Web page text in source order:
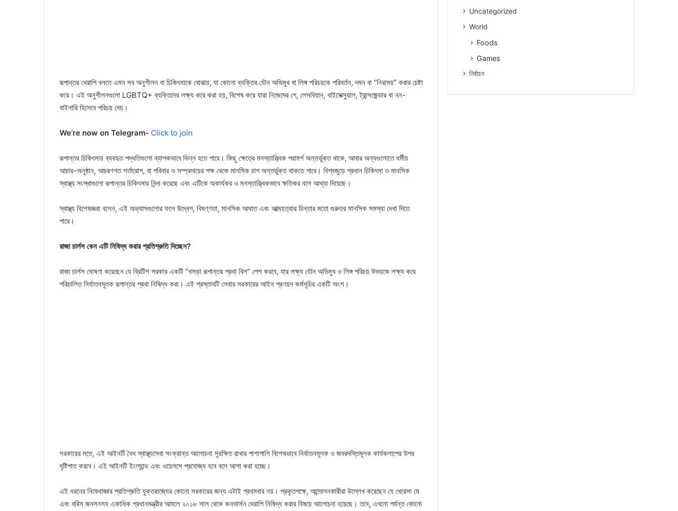
রূপান্তর থেরাপি বলতে এমন সব অনুশীলন বা চিকিৎসাকে বোঝায়, যা কোনো ব্যক্তির যৌন অভিমুখ বা লিঙ্গ পরিচয়কে পরিবর্তন, দমন বা “নিরাময়” করার চেষ্টা
করে। এই অনুশীলনগুলো LGBTQ+ ব্যক্তিদের লক্ষ্য করে করা হয়, বিশেষ করে যারা নিজেদের গে, লেসবিয়ান, বাইসেক্সুয়াল, ট্রান্সজেন্ডার বা নন-
বাইনারি হিসেবে পরিচয় দেয়।
We’re now on Telegram- Click to join
রূপান্তর চিকিৎসায় ব্যবহৃত পদ্ধতিগুলো ব্যাপকভাবে ভিন্ন হতে পারে। কিছু ক্ষেত্রে মনস্তাত্ত্বিক পরামর্শ অন্তর্ভুক্ত থাকে, আবার অন্যগুলোতে ধর্মীয়
আচার-অনুষ্ঠান, আচরণগত শর্তারোপ, বা পরিবার ও সম্প্রদায়ের পক্ষ থেকে মানসিক চাপ অন্তর্ভুক্ত থাকতে পারে। বিশ্বজুড়ে প্রধান চিকিৎসা ও মানসিক
স্বাস্থ্য সংস্থাগুলো রূপান্তর চিকিৎসার নিন্দা করেছে এবং এটিকে অকার্যকর ও মনস্তাত্ত্বিকভাবে ক্ষতিকর বলে আখ্যা দিয়েছে।
স্বাস্থ্য বিশেষজ্ঞরা বলেন, এই অভ্যাসগুলোর ফলে উদ্বেগ, বিষণ্ণতা, মানসিক আঘাত এবং আত্মহত্যার চিন্তার মতো গুরুতর মানসিক সমস্যা দেখা দিতে
পারে।
রাজা চার্লস কেন এটি নিষিদ্ধ করার প্রতিশ্রুতি দিচ্ছেন?
রাজা চার্লস ঘোষণা করেছেন যে ব্রিটিশ সরকার একটি “খসড়া রূপান্তর প্রথা বিল” পেশ করবে, যার লক্ষ্য যৌন অভিমুখ ও লিঙ্গ পরিচয় উভয়কে লক্ষ্য করে
পরিচালিত নির্যাতনমূলক রূপান্তর প্রথা নিষিদ্ধ করা। এই প্রস্তাবটি লেবার সরকারের আইন প্রণয়ন কর্মসূচির একটি অংশ।
সরকারের মতে, এই আইনটি বৈধ স্বাস্থ্যসেবা সংক্রান্ত আলোচনা সুরক্ষিত রাখার পাশাপাশি বিশেষভাবে নির্যাতনমূলক ও জবরদস্তিমূলক কার্যকলাপের উপর
দৃষ্টিপাত করবে। এই আইনটি ইংল্যান্ড এবং ওয়েলসে প্রযোজ্য হবে বলে আশা করা হচ্ছে।
এই ধরনের নিষেধাজ্ঞার প্রতিশ্রুতি যুক্তরাজ্যের কোনো সরকারের জন্য এটাই প্রথমবার নয়। প্রকৃতপক্ষে, আন্দোলনকারীরা উল্লেখ করেছেন যে থেরেসা মে
এবং বরিস জনসনসহ একাধিক প্রধানমন্ত্রীর আমলে ২০১৮ সাল থেকে কনভার্সন থেরাপি নিষিদ্ধ করার বিষয়ে আলোচনা হয়েছে। তবে, এখনো পর্যন্ত কোনো
Uncategorized
World
Foods
Games
নিৰ্বাচন